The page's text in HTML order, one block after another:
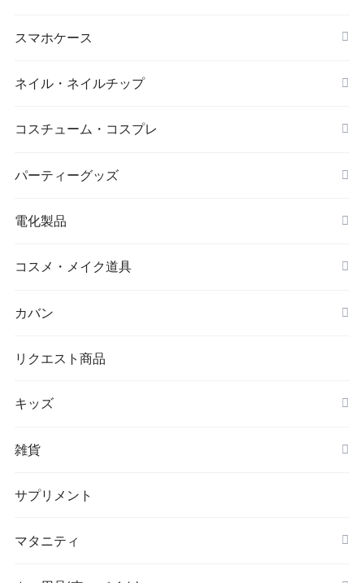
ダイエット
アイマスク
靴下・ソックス
シワ取りテープ
キーホルダー
スマホケース
iPhone
ネイル・ネイルチップ
コスチューム・コスプレ
クリスマス
パーティーグッズ
電化製品
ドローン
コスメ・メイク道具
メイクブラシ
シワ取りテープ
カバン
トートバッグ
リュック
クラッチバッグ
リクエスト商品
キッズ
アウター(女の子)
ボディケア・スキンケア
雑貨
POETIC
サプリメント
マタニティ